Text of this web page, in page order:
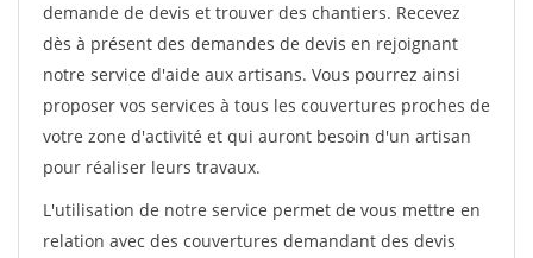
demande de devis et trouver des chantiers. Recevez
dès à présent des demandes de devis en rejoignant
notre service d'aide aux artisans. Vous pourrez ainsi
proposer vos services à tous les couvertures proches de
votre zone d'activité et qui auront besoin d'un artisan
pour réaliser leurs travaux.
L'utilisation de notre service permet de vous mettre en
relation avec des couvertures demandant des devis